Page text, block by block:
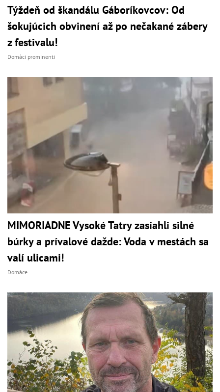
Týždeň od škandálu Gáboríkovcov: Od
šokujúcich obvinení až po nečakané zábery
z festivalu!
Domáci prominenti
MIMORIADNE Vysoké Tatry zasiahli silné
búrky a prívalové dažde: Voda v mestách sa
valí ulicami!
Domáce